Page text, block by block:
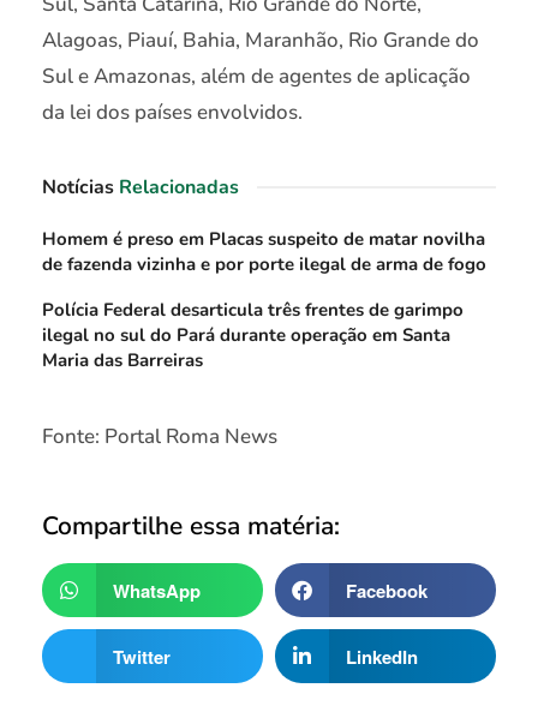
Alagoas, Piauí, Bahia, Maranhão, Rio Grande do
Sul e Amazonas, além de agentes de aplicação
da lei dos países envolvidos.
Notícias Relacionadas
Homem é preso em Placas suspeito de matar novilha
de fazenda vizinha e por porte ilegal de arma de fogo
Polícia Federal desarticula três frentes de garimpo
ilegal no sul do Pará durante operação em Santa
Maria das Barreiras
Fonte: Portal Roma News
Compartilhe essa matéria:
WhatsApp Facebook
Twitter LinkedIn